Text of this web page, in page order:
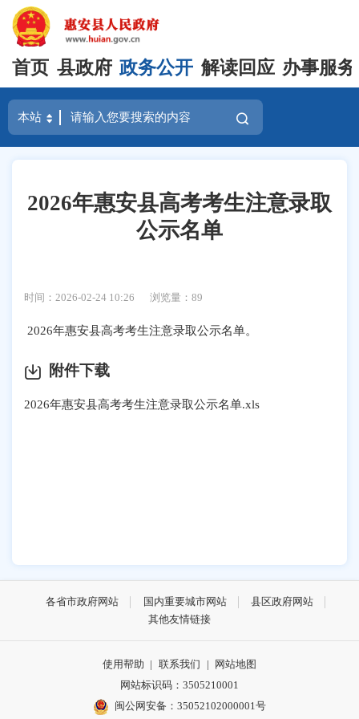
首页 县政府 政务公开 解读回应 办事服务
2026年惠安县高考考生注意录取
公示名单
时间：2026-02-24 10:26 浏览量：89
2026年惠安县高考考生注意录取公示名单。
附件下载
2026年惠安县高考考生注意录取公示名单.xls
各省市政府网站 国内重要城市网站
县区政府网站
其他友情链接
使用帮助 | 联系我们 | 网站地图
网站标识码：3505210001
闽公网安备：35052102000001号